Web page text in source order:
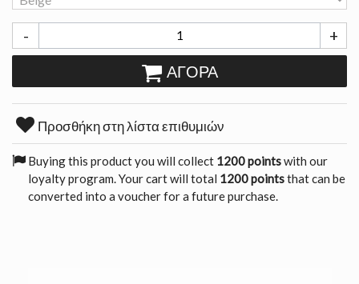
- +
ΑΓΟΡΆ
Προσθήκη στη λίστα επιθυμιών
Buying this product you will collect 1200 pointswith our
loyalty program. Your cart will total 1200 pointsthat can be
converted into a voucher for a future purchase.